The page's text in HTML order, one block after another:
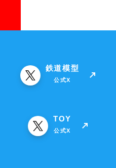
鉄道模型
公式X
TOY
公式X